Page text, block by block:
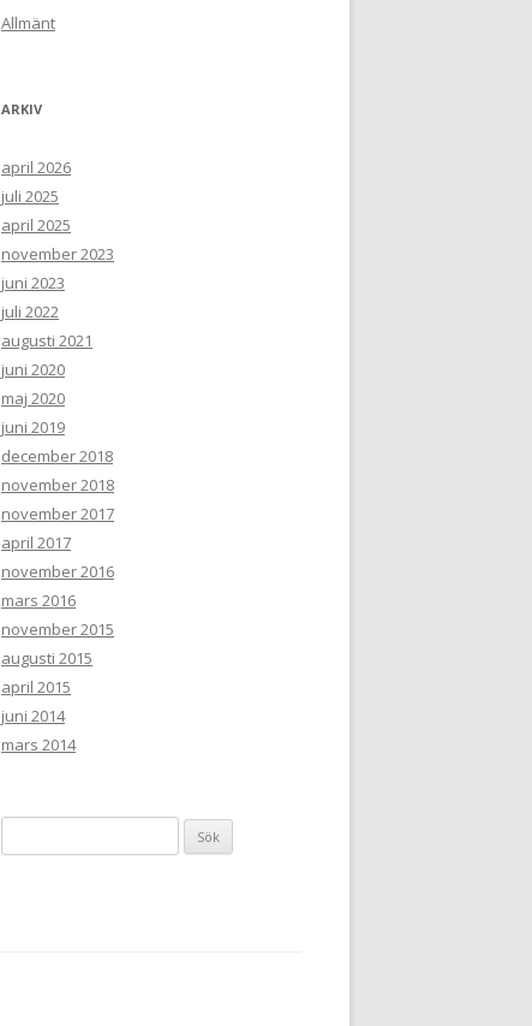
Allmänt
ARKIV
april 2026
juli 2025
april 2025
november 2023
juni 2023
juli 2022
augusti 2021
juni 2020
maj 2020
juni 2019
december 2018
november 2018
november 2017
april 2017
november 2016
mars 2016
november 2015
augusti 2015
april 2015
juni 2014
mars 2014
efter: